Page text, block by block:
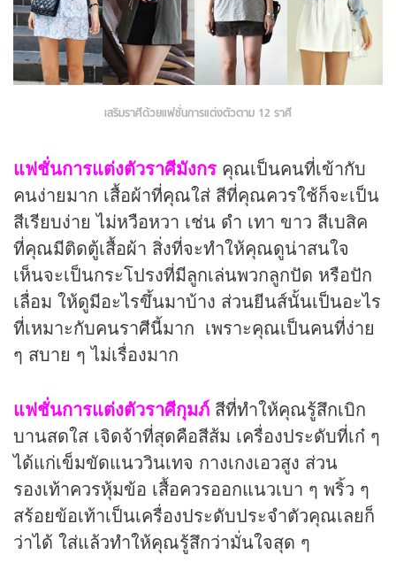
เสริมราศีด้วยแฟชั่นการแต่งตัวตาม 12 ราศี
แฟชั่นการแต่งตัวราศีมังกร คุณเป็นคนที่เข้ากับ
คนง่ายมาก เสื้อผ้าที่คุณใส่ สีที่คุณควรใช้ก็จะเป็น
สีเรียบง่าย ไม่หวือหวา เช่น ดำ เทา ขาว สีเบสิค
ที่คุณมีติดตู้เสื้อผ้า สิ่งที่จะทำให้คุณดูน่าสนใจ
เห็นจะเป็นกระโปรงที่มีลูกเล่นพวกลูกปัด หรือปัก
เลื่อม ให้ดูมีอะไรขึ้นมาบ้าง ส่วนยีนส์นั้นเป็นอะไร
ที่เหมาะกับคนราศีนี้มาก เพราะคุณเป็นคนที่ง่าย
ๆ สบาย ๆ ไม่เรื่องมาก
แฟชั่นการแต่งตัวราศีกุมภ์ สีที่ทำให้คุณรู้สึกเบิก
บานสดใส เจิดจ้าที่สุดคือสีส้ม เครื่องประดับที่เก๋ ๆ
ได้แก่เข็มขัดแนววินเทจ กางเกงเอวสูง ส่วน
รองเท้าควรหุ้มข้อ เสื้อควรออกแนวเบา ๆ พริ้ว ๆ
สร้อยข้อเท้าเป็นเครื่องประดับประจำตัวคุณเลยก็
ว่าได้ ใส่แล้วทำให้คุณรู้สึกว่ามั่นใจสุด ๆ